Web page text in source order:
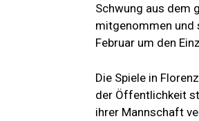
Schwung aus dem
mitgenommen und
Februar um den
Die Spiele in
der Öffentlichkeit
ihrer Mannschaft